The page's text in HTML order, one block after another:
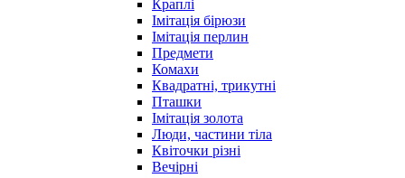
Краплі
Імітація бірюзи
Імітація перлин
Предмети
Комахи
Квадратні, трикутні
Пташки
Імітація золота
Люди, частини тіла
Квіточки різні
Вечірні